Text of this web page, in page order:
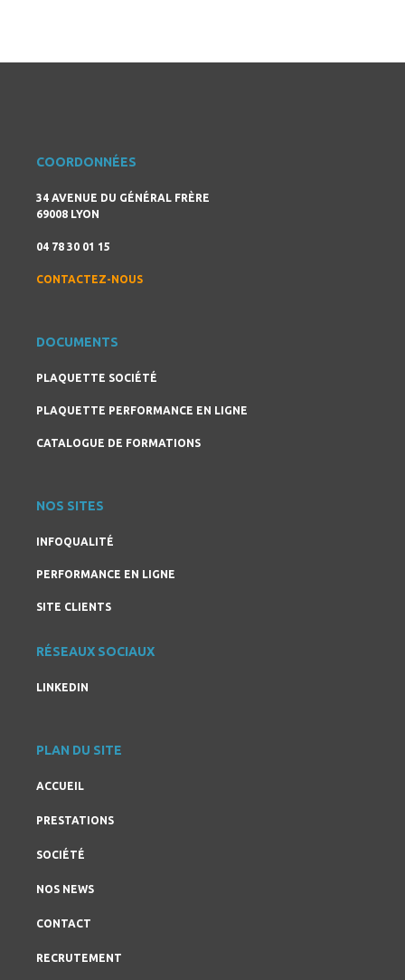
COORDONNÉES
34 AVENUE DU GÉNÉRAL FRÈRE
69008 LYON
04 78 30 01 15
CONTACTEZ-NOUS
DOCUMENTS
PLAQUETTE SOCIÉTÉ
PLAQUETTE PERFORMANCE EN LIGNE
CATALOGUE DE FORMATIONS
NOS SITES
INFOQUALITÉ
PERFORMANCE EN LIGNE
SITE CLIENTS
RÉSEAUX SOCIAUX
LINKEDIN
PLAN DU SITE
ACCUEIL
PRESTATIONS
SOCIÉTÉ
NOS NEWS
CONTACT
RECRUTEMENT